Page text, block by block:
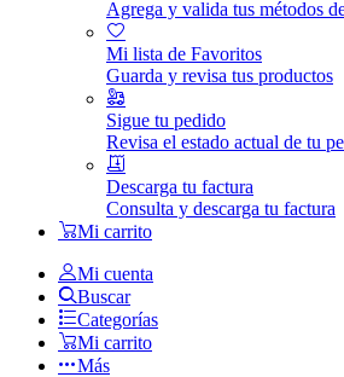
Agrega y valida tus métodos
Mi lista de Favoritos
Guarda y revisa tus productos
Sigue tu pedido
Revisa el estado actual de tu
Descarga tu factura
Consulta y descarga tu factura
Mi carrito
Mi cuenta
Buscar
Categorías
Mi carrito
Más